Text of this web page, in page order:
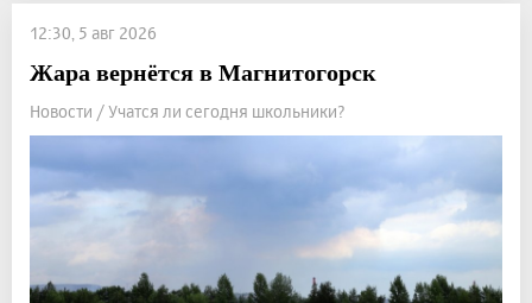
12:30, 5 авг 2026
Жара вернётся в Магнитогорск
Новости / Учатся ли сегодня школьники?